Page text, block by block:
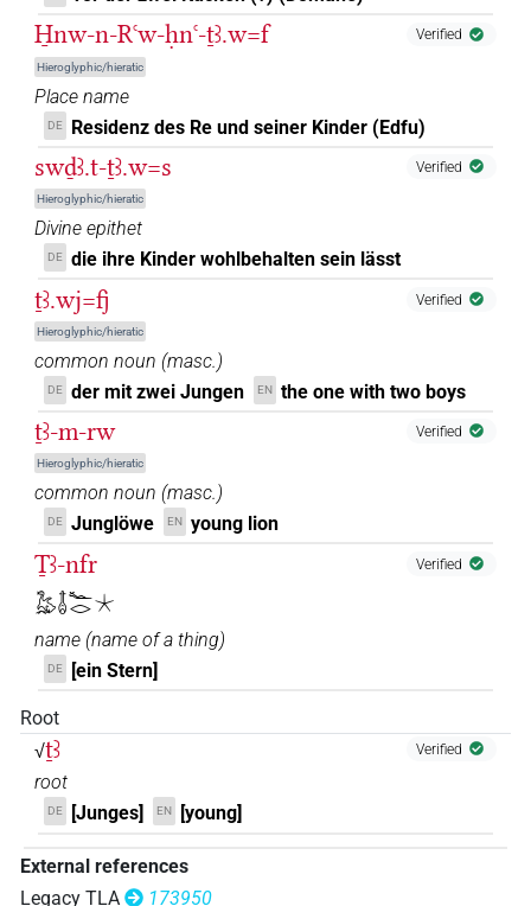
𓅷𓏤𓏲𓏭𓅯 | 2× N.m:sg (1,2)
𓅷𓏭𓅱𓏥
US9G47VARC
[]𓏤𓅯 | 1×
𓅷[] | 1× N.m:sg:stpr (1)
𓅷𓄿𓏲𓏭[]
𓅷𓄿𓏲𓏭𓅭 Z2D | 1× N.m(infl. unedited) (1)
𓅷𓏤[[𓏲𔏳]]𓅯𓏥
𓅷𓏤𓅱 | 1× N.m:sg (1)
H̱nw-n-Rꜥw-ḥnꜥ-ṯꜣ.w=f
Hieroglyphic/hieratic
Verified
Place name
DE Residenz des Re und seiner Kinder (Edfu)
swḏꜣ.t-ṯꜣ.w=s
Hieroglyphic/hieratic
Verified
Divine epithet
DE die ihre Kinder wohlbehalten sein lässt
ṯꜣ.wj=fj
Hieroglyphic/hieratic
Verified
common noun (masc.)
DE der mit zwei Jungen EN the one with two boys
ṯꜣ-m-rw
Hieroglyphic/hieratic
Verified
common noun (masc.)
DE Junglöwe EN young lion
Ṯꜣ-nfr
𓅷𓄤𓆑𓂋𓇼
Verified
name (name of a thing)
DE [ein Stern]
Root
√ṯꜣ Verified
root
DE [Junges] EN [young]
External references
Legacy TLA
173950